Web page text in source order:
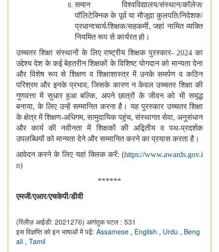
समान विश्वविद्यालय/संस्थान/कॉलेज/
पॉलिटेक्निक के पूर्व या मौजूदा कुलपति/निदेशक/
प्रधानाचार्य/शिक्षक/सहकर्मी, जहां नामित व्यक्ति
नियमित रूप से कार्यरत हो।
उच्चतर शिक्षा संस्थानों के लिए राष्ट्रीय शिक्षक पुरस्कार- 2024 का
उद्देश्य देश के कई बेहतरीन शिक्षकों के विशिष्ट योगदान को मान्यता देना
और विशेष रूप से शिक्षण व शिक्षाशास्त्र में उनके समर्पण व कठिन
परिश्रम और इनके प्रभाव, जिसके कारण न केवल उच्चतर शिक्षा की
गुणवत्ता में सुधार हुआ बल्कि, अपने छात्रों के जीवन को भी समृद्ध
बनाया, के लिए उन्हें सम्मानित करना है। यह पुरस्कार उच्चतर शिक्षा
के क्षेत्र में शिक्षण-अधिगम, सामुदायिक पहुंच, संस्थागत सेवा, अनुसंधान
और कार्य की नवीनता में शिक्षकों की अद्वितीय व पथ-प्रदर्शक
उपलब्धियों को मान्यता देने और सम्मानित करने का प्रयास करता है।
आवेदन करने के लिए यहां क्लिक करें: (https://www.awards.gov.i
n)
******
एमजी/एआर/एचकेपी/डीवी
(रिलीज़ आईडी: 2021276) आगंतुक पटल : 531
इस विज्ञप्ति को इन भाषाओं में पढ़ें: Assamese , English , Urdu , Beng
ali , Tamil